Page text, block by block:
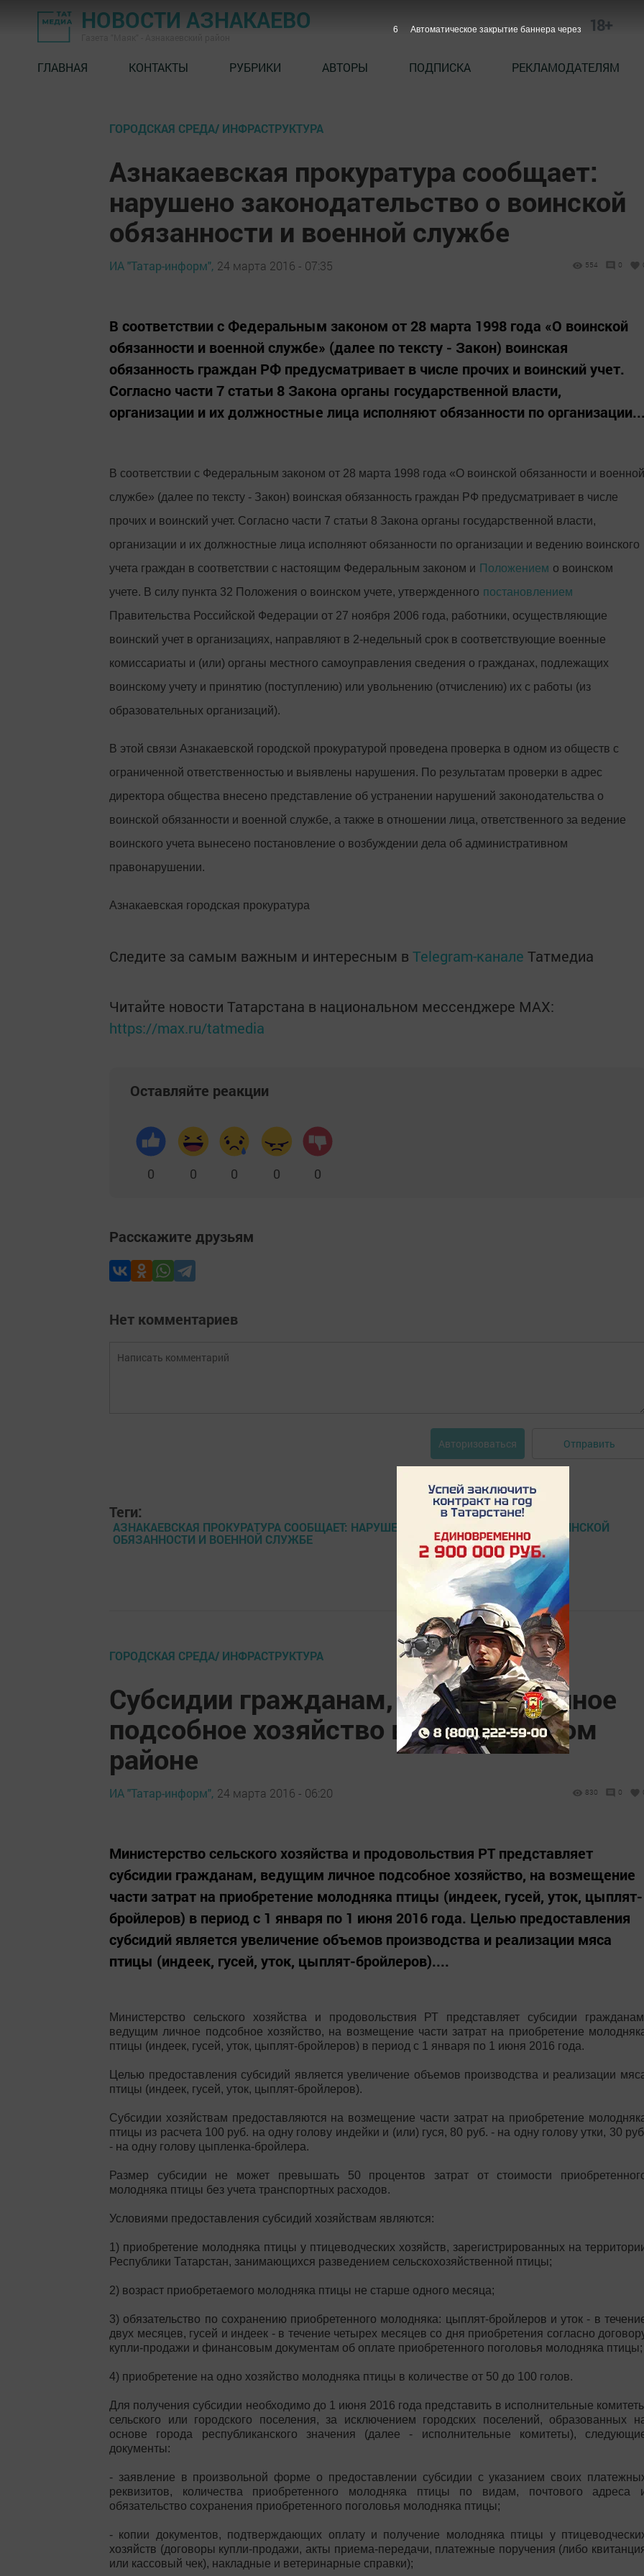
НОВОСТИ АЗНАКАЕВО 18+
ГЛАВНАЯ КОНТАКТЫ РУБРИКИ АВТОРЫ ПОДПИСКА РЕКЛАМОДАТЕЛЯМ
ГОРОДСКАЯ СРЕДА/ ИНФРАСТРУКТУРА
Азнакаевская прокуратура сообщает:
нарушено законодательство о воинской
обязанности и военной службе
ИА "Татар-информ", 24 марта 2016 - 07:35 554 0
В соответствии с Федеральным законом от 28 марта 1998 года «О воинской
обязанности и военной службе» (далее по тексту - Закон) воинская
обязанность граждан РФ предусматривает в числе прочих и воинский учет.
Согласно части 7 статьи 8 Закона органы государственной власти,
организации и их должностные лица исполняют обязанности по
В соответствии с Федеральным законом от 28 марта 1998 года «О воинской обязанности и военной
службе» (далее по тексту - Закон) воинская обязанность граждан РФ предусматривает в числе
прочих и воинский учет. Согласно части 7 статьи 8 Закона органы государственной власти,
организации и их должностные лица исполняют обязанности по организации и ведению воинского
учета граждан в соответствии с настоящим Федеральным законом и Положением о воинском
учете. В силу пункта 32 Положения о воинском учете, утвержденного постановлением
Правительства Российской Федерации от 27 ноября 2006 года, работники, осуществляющие
воинский учет в организациях, направляют в 2-недельный срок в соответствующие военные
комиссариаты и (или) органы местного самоуправления сведения о гражданах, подлежащих
воинскому учету и принятию (поступлению) или увольнению (отчислению) их с работы (из
образовательных организаций).
В этой связи Азнакаевской городской прокуратурой проведена проверка в одном из обществ с
ограниченной ответственностью и выявлены нарушения. По результатам проверки в адрес
директора общества внесено представление об устранении нарушений законодательства о
воинской обязанности и военной службе, а также в отношении лица, ответственного за ведение
воинского учета вынесено постановление о возбуждении дела об административном
правонарушении.
Азнакаевская городская прокуратура
Следите за самым важным и интересным в Telegram-канале Татмедиа
Читайте новости Татарстана в национальном мессенджере MАХ:
https://max.ru/tatmedia
Оставляйте реакции
0 0 0 0 0
Расскажите друзьям
Нет комментариев
Авторизоваться Отправить
Теги:
АЗНАКАЕВСКАЯ ПРОКУРАТУРА СООБЩАЕТ: НАРУШЕНО ЗАКОНОДАТЕЛЬСТВО О ВОИНСКОЙ
ОБЯЗАННОСТИ И ВОЕННОЙ СЛУЖБЕ
ГОРОДСКАЯ СРЕДА/ ИНФРАСТРУКТУРА
Субсидии гражданам, ведущим личное
подсобное хозяйство в Азнакаевском
районе
ИА "Татар-информ", 24 марта 2016 - 06:20 830 0
Министерство сельского хозяйства и продовольствия РТ представляет
субсидии гражданам, ведущим личное подсобное хозяйство, на возмещение
части затрат на приобретение молодняка птицы (индеек, гусей, уток, цыплят-
бройлеров) в период с 1 января по 1 июня 2016 года. Целью предоставления
субсидий является увеличение объемов производства и реализации мяса
птицы (индеек, гусей, уток, цыплят-бройлеров)....
Министерство сельского хозяйства и продовольствия РТ представляет субсидии
ведущим личное подсобное хозяйство, на возмещение части затрат на приобретение
птицы (индеек, гусей, уток, цыплят-бройлеров) в период с 1 января по 1 июня 2016 года.
Целью предоставления субсидий является увеличение объемов производства и реализации
птицы (индеек, гусей, уток, цыплят-бройлеров).
Субсидии хозяйствам предоставляются на возмещение части затрат на приобретение
птицы из расчета 100 руб. на одну голову индейки и (или) гуся, 80 руб. - на одну голову утки, 30
- на одну голову цыпленка-бройлера.
Размер субсидии не может превышать 50 процентов затрат от стоимости
молодняка птицы без учета транспортных расходов.
Условиями предоставления субсидий хозяйствам являются:
1) приобретение молодняка птицы у птицеводческих хозяйств, зарегистрированных на
Республики Татарстан, занимающихся разведением сельскохозяйственной птицы;
2) возраст приобретаемого молодняка птицы не старше одного месяца;
3) обязательство по сохранению приобретенного молодняка: цыплят-бройлеров и уток - в
двух месяцев, гусей и индеек - в течение четырех месяцев со дня приобретения согласно
купли-продажи и финансовым документам об оплате приобретенного поголовья молодняка птицы;
4) приобретение на одно хозяйство молодняка птицы в количестве от 50 до 100 голов.
Для получения субсидии необходимо до 1 июня 2016 года представить в исполнительные
сельского или городского поселения, за исключением городских поселений, образованных
основе города республиканского значения (далее - исполнительные комитеты),
документы:
- заявление в произвольной форме о предоставлении субсидии с указанием своих
реквизитов, количества приобретенного молодняка птицы по видам, почтового адреса
обязательство сохранения приобретенного поголовья молодняка птицы;
- копии документов, подтверждающих оплату и получение молодняка птицы у
хозяйств (договоры купли-продажи, акты приема-передачи, платежные поручения (либо
или кассовый чек), накладные и ветеринарные справки);
5 Автоматическое закрытие баннера через